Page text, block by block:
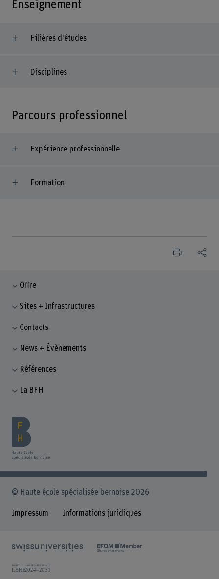
Enseignement
Filières d'études
Disciplines
Parcours professionnel
Expérience professionnelle
Formation
Offre
Sites + Infrastructures
Contacts
News + Évènements
Références
La BFH
© Haute école spécialisée bernoise 2026
Impressum Informations juridiques